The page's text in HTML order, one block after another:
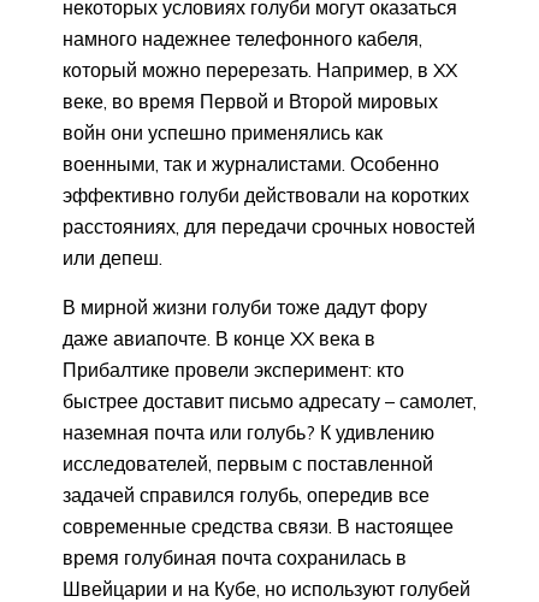
некоторых условиях голуби могут оказаться
намного надежнее телефонного кабеля,
который можно перерезать. Например, в XX
веке, во время Первой и Второй мировых
войн они успешно применялись как
военными, так и журналистами. Особенно
эффективно голуби действовали на коротких
расстояниях, для передачи срочных новостей
или депеш.
В мирной жизни голуби тоже дадут фору
даже авиапочте. В конце XX века в
Прибалтике провели эксперимент: кто
быстрее доставит письмо адресату – самолет,
наземная почта или голубь? К удивлению
исследователей, первым с поставленной
задачей справился голубь, опередив все
современные средства связи. В настоящее
время голубиная почта сохранилась в
Швейцарии и на Кубе, но используют голубей